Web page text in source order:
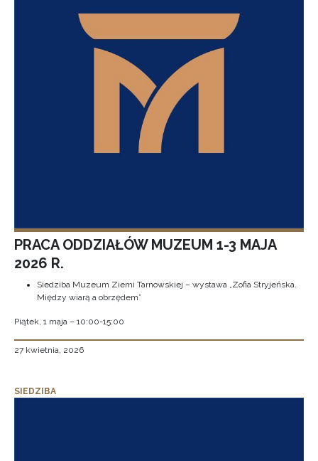
PRACA ODDZIAŁÓW MUZEUM 1-3 MAJA
2026 R.
Siedziba Muzeum Ziemi Tarnowskiej – wystawa „Zofia Stryjeńska.
Między wiarą a obrzędem”
Piątek, 1 maja – 10:00-15:00
27 kwietnia, 2026
SIEDZIBA